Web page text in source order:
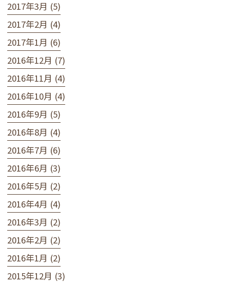
2017年3月 (5)
2017年2月 (4)
2017年1月 (6)
2016年12月 (7)
2016年11月 (4)
2016年10月 (4)
2016年9月 (5)
2016年8月 (4)
2016年7月 (6)
2016年6月 (3)
2016年5月 (2)
2016年4月 (4)
2016年3月 (2)
2016年2月 (2)
2016年1月 (2)
2015年12月 (3)